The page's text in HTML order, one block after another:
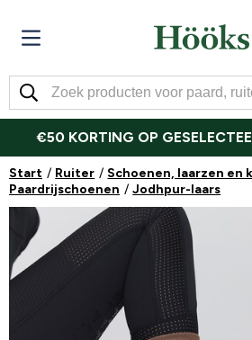
€50 KORTING OP
Start Ruiter
Schoenen, laarzen en
Paardrijschoenen
Jodhpur-laars